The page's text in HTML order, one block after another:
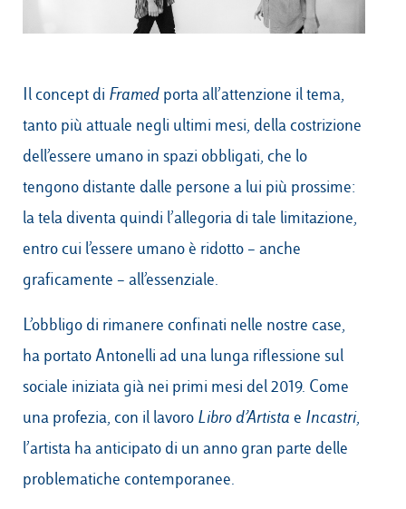
Il concept di Framed porta all’attenzione il tema,
tanto più attuale negli ultimi mesi, della costrizione
dell’essere umano in spazi obbligati, che lo
tengono distante dalle persone a lui più prossime:
la tela diventa quindi l’allegoria di tale limitazione,
entro cui l’essere umano è ridotto – anche
graficamente – all’essenziale.
L’obbligo di rimanere confinati nelle nostre case,
ha portato Antonelli ad una lunga riflessione sul
sociale iniziata già nei primi mesi del 2019. Come
una profezia, con il lavoro Libro d’Artista e Incastri,
l’artista ha anticipato di un anno gran parte delle
problematiche contemporanee.